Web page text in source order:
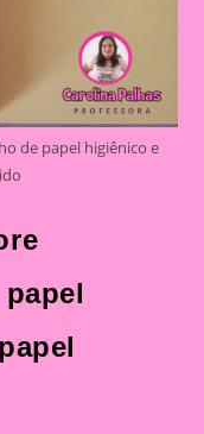
de papel higiênico e